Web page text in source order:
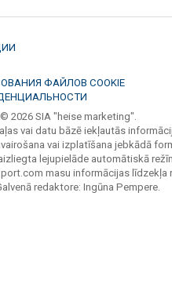
ФАЙЛОВ COOKIE
© 2026 SIA "heise marketing".
vai datu bāzē iekļautās
vai izplatīšana jebkādā
lejupielāde automātiskā
masu informācijas līdzekļa
redaktore: Ingūna Pempere.